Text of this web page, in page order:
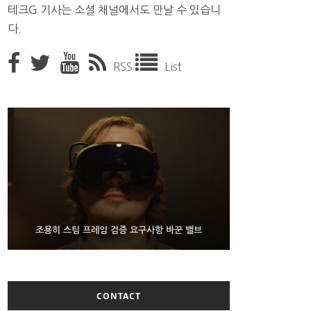
테크G 기사는 소셜 채널에서도 만날 수 있습니
다.
RSS List
조용히 스팀 프레임 검증 요구사항 바꾼 밸브
9월 4일부터 서비스 접는 안드로이드 장치용 구글 어
시스턴트
FMS 2026서 차세대 3D 메모리 ZHBM·ZNAND-O
모형 처음 선보인 삼성전자
CONTACT